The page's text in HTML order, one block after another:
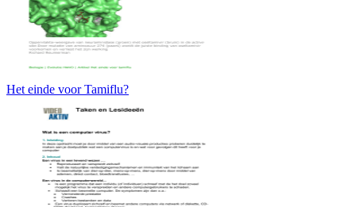
Het einde voor Tamiflu?